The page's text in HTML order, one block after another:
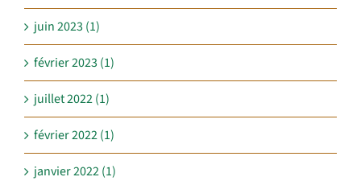
juin 2023 (1)
février 2023 (1)
juillet 2022 (1)
février 2022 (1)
janvier 2022 (1)